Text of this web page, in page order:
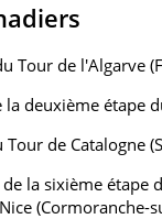
Tour de l'Algarve
deuxième étape
de Catalogne
la sixième étape
(Cormoranche-